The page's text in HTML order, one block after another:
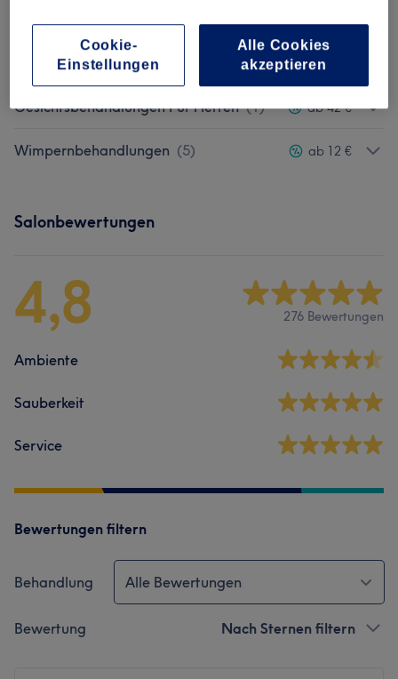
Winterspecial (2)
Gesichtsbehandlungen ab 39 €
Gesichtsbehandlungen Für Herren (1) ab 42 €
Wimpernbehandlungen (5) ab 12 €
Salonbewertungen
4,8 276 Bewertungen
Ambiente
Sauberkeit
Service
Bewertungen filtern
Behandlung Alle Bewertungen
Bewertung Nach Sternen filtern
Cookie-
Einstellungen
Alle Cookies
akzeptieren